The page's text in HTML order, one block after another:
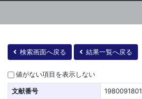
検索画面へ戻る 結果一覧へ戻る
値がない項目を表示しない
文献番号
1980091801